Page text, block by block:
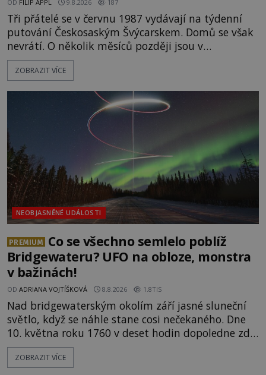
OD FILIP APPL 9.8.2026 187
Tři přátelé se v červnu 1987 vydávají na týdenní
putování Českosaským Švýcarskem. Domů se však
nevrátí. O několik měsíců později jsou v
nepřístupných skalách u Hřenska nalezeny jejich
kostry – a s nimi stopy, které se jen obtížně slučují
přírodní živel, neznámý útočník, nebo někdo, koho
tehdejší režim nechtěl odhalit? [gallery
ids="171131,171132,1711
ZOBRAZIT VÍCE
NEOBJASNĚNÉ UDÁLOSTI
PREMIUM
Co se všechno semlelo poblíž
Bridgewateru? UFO na obloze, monstra
v bažinách!
OD ADRIANA VOJTÍŠKOVÁ 8.8.2026 1.8TIS
Nad bridgewaterským okolím září jasné sluneční
světlo, když se náhle stane cosi nečekaného. Dne
10. května roku 1760 v deset hodin dopoledne zde
dojde k vůbec prvnímu historicky doloženému
přeletu UFO. Podle záznamů vyzařuje takové
ZOBRAZIT VÍCE